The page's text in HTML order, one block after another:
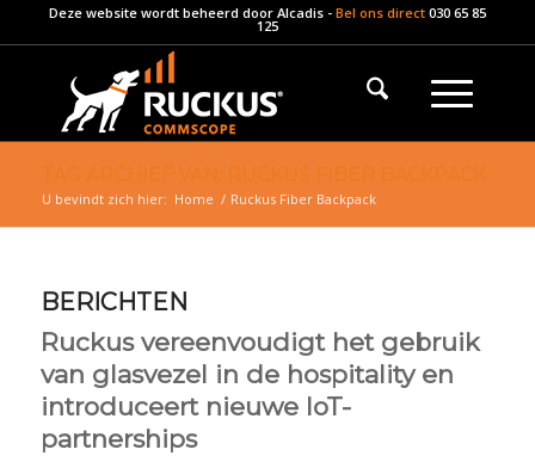
Deze website wordt beheerd door Alcadis- Bel ons direct 030 65 85
125
U bevindt zich hier: Home / Ruckus Fiber Backpack
BERICHTEN
Ruckus vereenvoudigt het gebruik
van glasvezel in de hospitality en
introduceert nieuwe IoT-
partnerships